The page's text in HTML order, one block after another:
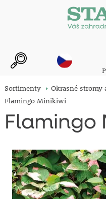
Sortimenty Okrasné stromy
Flamingo Minikiwi
Flamingo